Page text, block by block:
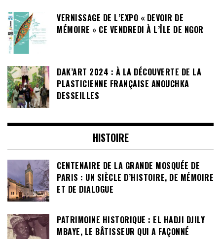
VERNISSAGE DE L’EXPO « DEVOIR DE
MÉMOIRE » CE VENDREDI À L’ÎLE DE NGOR
DAK’ART 2024 : À LA DÉCOUVERTE DE LA
PLASTICIENNE FRANÇAISE ANOUCHKA
DESSEILLES
HISTOIRE
CENTENAIRE DE LA GRANDE MOSQUÉE DE
PARIS : UN SIÈCLE D’HISTOIRE, DE MÉMOIRE
ET DE DIALOGUE
PATRIMOINE HISTORIQUE : EL HADJI DJILY
MBAYE, LE BÂTISSEUR QUI A FAÇONNÉ